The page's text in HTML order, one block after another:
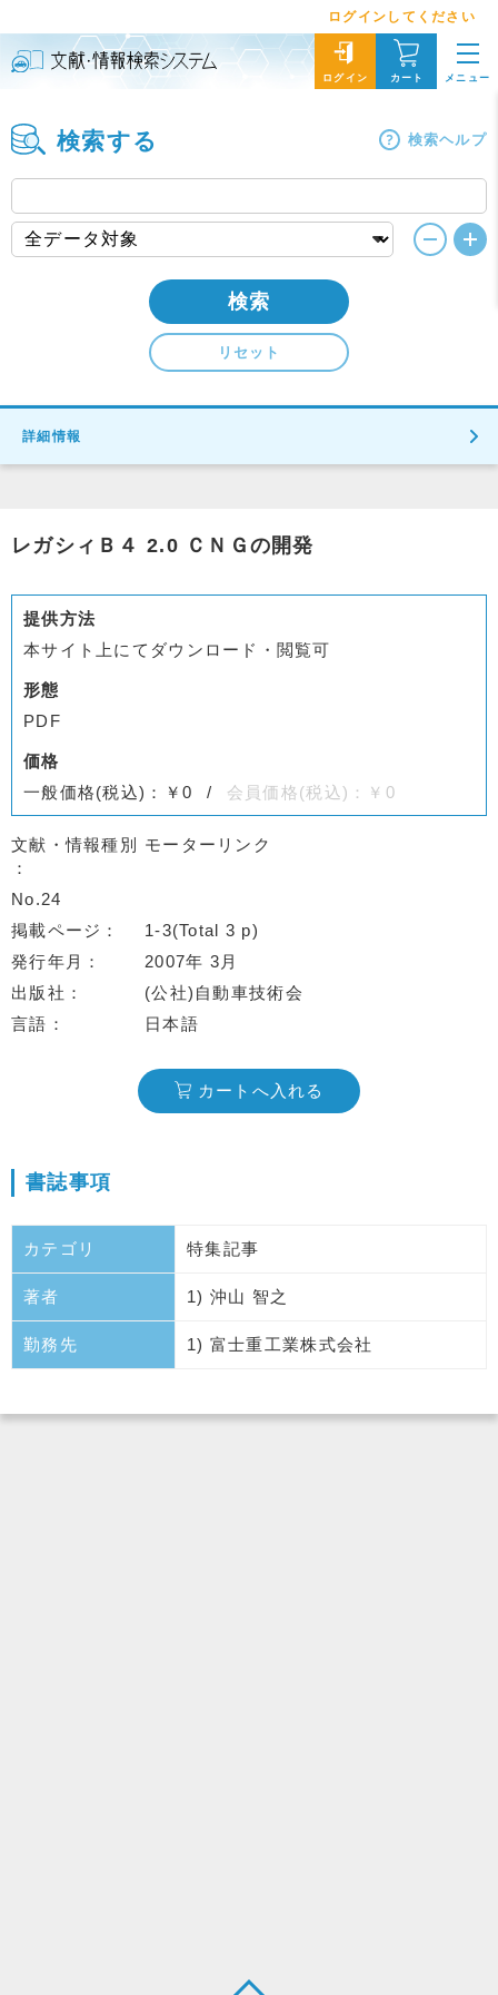
ログインしてください
ログイン カート メニュー
検索する 検索ヘルプ
検索
リセット
詳細情報
レガシィＢ４ 2.0 ＣＮＧの開発
提供方法
本サイト上にてダウンロード・閲覧可
形態
PDF
価格
一般価格(税込)：￥0
会員価格(税込)：￥0
文献・情報種別 モーターリンク
No.24
掲載ページ
1-3(Total 3 p)
発行年月
2007年 3月
出版社
(公社)自動車技術会
言語
日本語
カートへ入れる
書誌事項
カテゴリ 特集記事
著者 1) 沖山 智之
勤務先 1) 富士重工業株式会社